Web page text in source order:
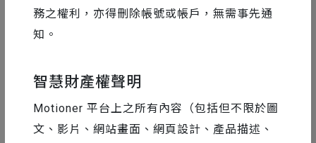
務之權利，亦得刪除帳號或帳戶，無需事先通
知。
智慧財產權聲明
Motioner 平台上之所有內容（包括但不限於圖
文、影片、網站畫面、網頁設計、產品描述、
Motioner 免費設計資源手冊